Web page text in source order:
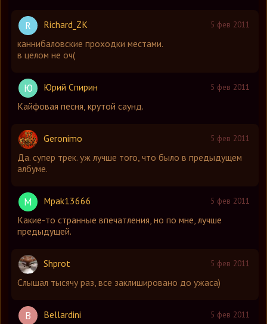
5 фев 2011
R
Richard_ZK
каннибаловские проходки местами.
в целом не оч(
5 фев 2011
Ю
Юрий Спирин
Кайфовая песня, крутой саунд.
5 фев 2011
Geronimo
Да. супер трек. уж лучше того, что было в предыдущем
албуме.
5 фев 2011
M
Mpak13666
Какие-то странные впечатления, но по мне, лучше
предыдущей.
5 фев 2011
Shprot
Слышал тысячу раз, все заклишировано до ужаса)
5 фев 2011
B Bellardini